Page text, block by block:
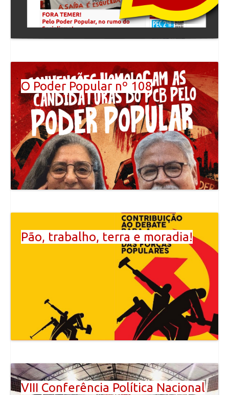
O Poder Popular nº 108
Pão, trabalho, terra e moradia!
VIII Conferência Política Nacional